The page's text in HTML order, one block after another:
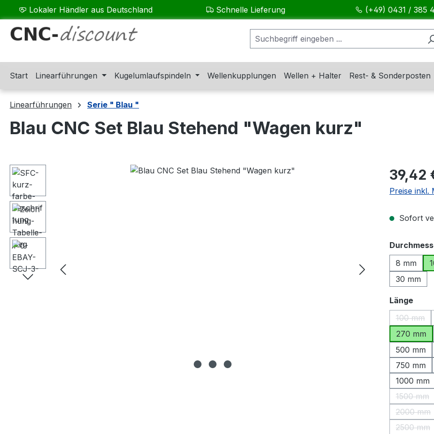
Hauptinhalt springen
Zur Suche springen
Zur Hauptnavigation springen
Lokaler Händler aus Deutschland Schnelle Lieferung (+49) 0431 / 385
Start Linearführungen Kugelumlaufspindeln Wellenkupplungen Wellen + Halter Rest- & Sonderposten
Linearführungen Serie " Blau "
Blau CNC Set Blau Stehend "Wagen kurz"
Bildergalerie überspringen Regulärer
39,42
Preise inkl.
Sofort
8 mm
30 mm
Länge
100 mm
(Diese
270 mm
500 mm
750 mm
1000 mm
1500 mm
2000 mm
2500 mm